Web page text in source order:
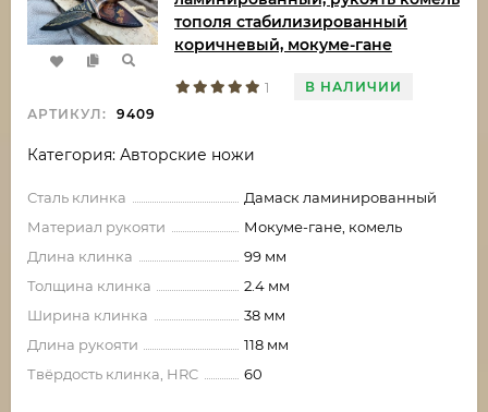
тополя стабилизированный
коричневый, мокуме-гане
1
В НАЛИЧИИ
АРТИКУЛ:
9409
Категория: Авторские ножи
Сталь клинка
Дамаск ламинированный
Материал рукояти
Мокуме-гане, комель
Длина клинка
99 мм
Толщина клинка
2.4 мм
Ширина клинка
38 мм
Длина рукояти
118 мм
Твёрдость клинка, HRC
60